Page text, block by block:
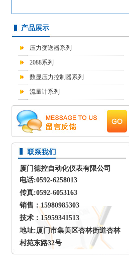
产品展示
压力变送器系列
2088系列
数显压力控制器系列
流量计系列
厦门德控自动化仪表有限公司
电话:0592-6258013
传真:0592-6053163
销售：15980985303
技术：15959341513
地址:厦门市集美区杏林街道杏林
村苑东路32号